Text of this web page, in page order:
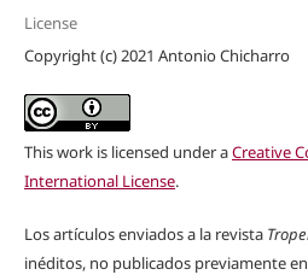
License
Copyright (c) 2021 Antonio Chicharro
This work is licensed under aCreative
International License.
Los artículos enviados a la revista
inéditos, no publicados previamente